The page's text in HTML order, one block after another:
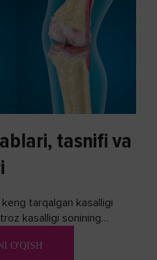
tasnifi va
tarqalgan kasalligi
kasalligi sonining
O'QISH